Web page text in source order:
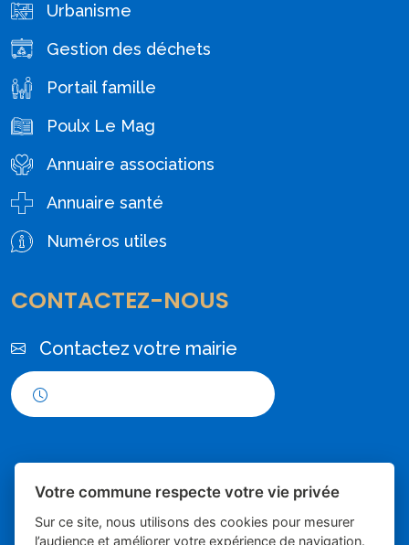
Urbanisme
Gestion des déchets
Portail famille
Poulx Le Mag
Annuaire associations
Annuaire santé
Numéros utiles
CONTACTEZ-NOUS
Contactez votre mairie
Votre commune respecte votre vie privée
Sur ce site, nous utilisons des cookies pour mesurer
l’audience et améliorer votre expérience de navigation.